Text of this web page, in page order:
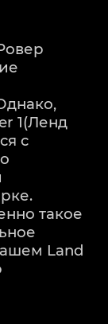
1(Ленд
с
такое
Land